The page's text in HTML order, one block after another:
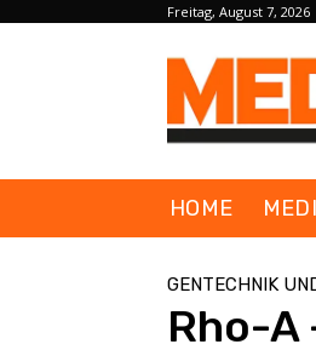
Freitag, August 7, 2026
HOME
GENTECHNIK
Rho-A